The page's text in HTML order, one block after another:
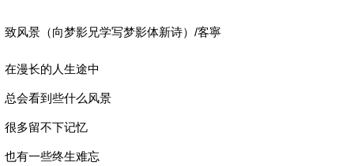
致风景（向梦影兄学写梦影体新诗）/客寧
在漫长的人生途中
总会看到些什么风景
很多留不下记忆
也有一些终生难忘